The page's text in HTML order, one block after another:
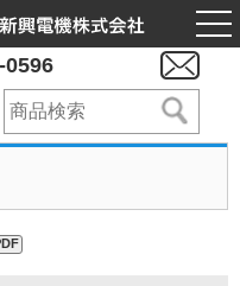
0596